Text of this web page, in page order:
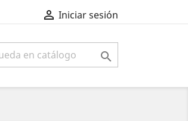
 Iniciar sesión
